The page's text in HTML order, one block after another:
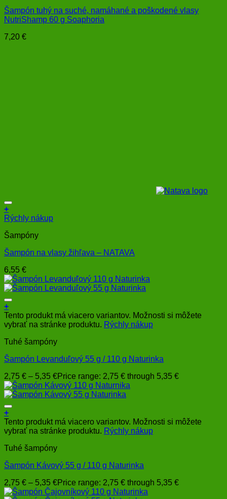
Šampón tuhý na suché, namáhané a poškodené vlasy
NutriShamp 60 g Soaphoria
7,20 €
+
Rýchly nákup
Šampóny
Šampón na vlasy žihľava – NATAVA
6,55 €
+
Tento produkt má viacero variantov. Možnosti si môžete
vybrať na stránke produktu. Rýchly nákup
Tuhé šampóny
Šampón Levanduľový 55 g / 110 g Naturinka
2,75 € – 5,35 €Price range: 2,75 € through 5,35 €
+
Tento produkt má viacero variantov. Možnosti si môžete
vybrať na stránke produktu. Rýchly nákup
Tuhé šampóny
Šampón Kávový 55 g / 110 g Naturinka
2,75 € – 5,35 €Price range: 2,75 € through 5,35 €